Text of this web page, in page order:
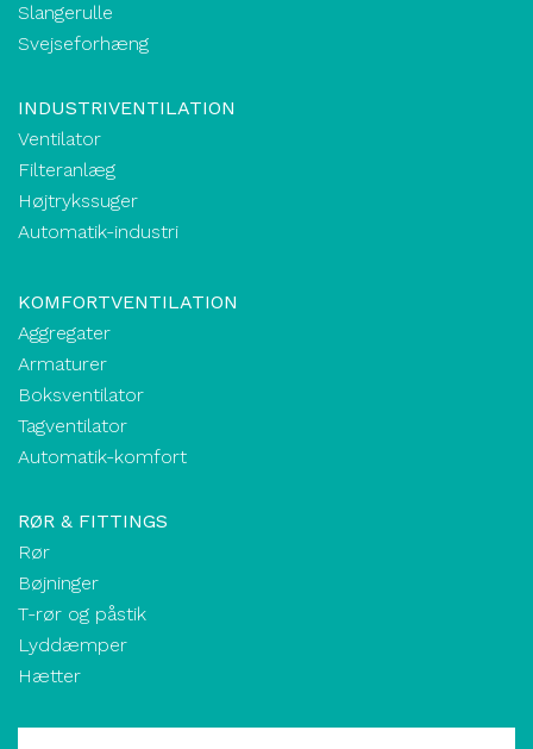
Slangerulle
Svejseforhæng
INDUSTRIVENTILATION
Ventilator
Filteranlæg
Højtrykssuger
Automatik-industri
KOMFORTVENTILATION
Aggregater
Armaturer
Boksventilator
Tagventilator
Automatik-komfort
RØR & FITTINGS
Rør
Bøjninger
T-rør og påstik
Lyddæmper
Hætter